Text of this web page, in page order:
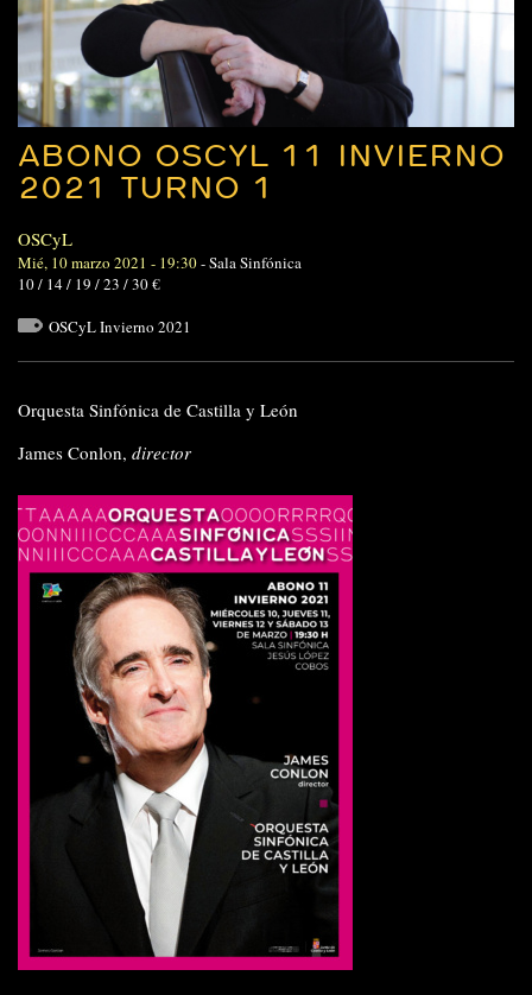
ABONO OSCYL 11 INVIERNO
2021 TURNO 1
OSCyL
Mié, 10 marzo 2021 - 19:30-Sala Sinfónica
10 / 14 / 19 / 23 / 30 €
OSCyL Invierno 2021
Orquesta Sinfónica de Castilla y León
James Conlon, director